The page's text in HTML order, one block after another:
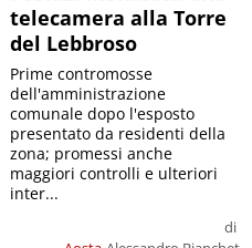
telecamera alla Torre
del Lebbroso
di
Prime contromosse
dell'amministrazione
comunale dopo l'esposto
presentato da residenti della
zona; promessi anche
maggiori controlli e ulteriori
inter...